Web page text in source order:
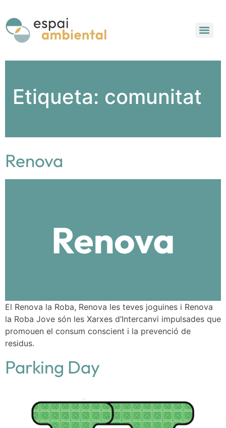
Etiqueta: comunitat
Renova
El Renova la Roba, Renova les teves joguines i Renova
la Roba Jove són les Xarxes d’Intercanvi impulsades que
promouen el consum conscient i la prevenció de
residus.
Parking Day